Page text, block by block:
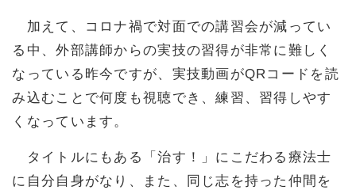
加えて、コロナ禍で対面での講習会が減ってい
る中、外部講師からの実技の習得が非常に難しく
なっている昨今ですが、実技動画がQRコードを読
み込むことで何度も視聴でき、練習、習得しやす
くなっています。
タイトルにもある「治す！」にこだわる療法士
に自分自身がなり、また、同じ志を持った仲間を